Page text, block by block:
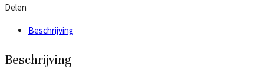
Brantjes
vazen,
Delen
Beschrijving
Beschrijving